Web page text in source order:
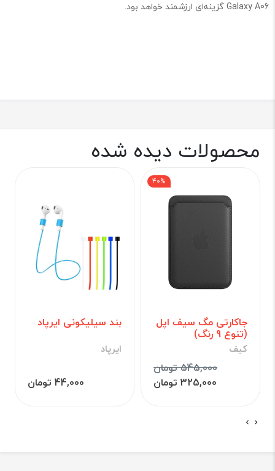
Galaxy A06 گزینه‌ای ارزشمند خواهد بود.
محصولات دیده شده
جاکارتی مگ سیف اپل
(تنوع 9 رنگ)
کیف
545,000 تومان
40%
325,000 تومان
بند سیلیکونی ایرپاد
ایرپاد
44,000 تومان